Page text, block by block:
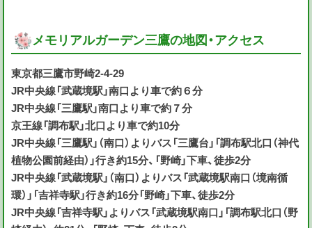
メモリアルガーデン三鷹の地図・アクセス
東京都三鷹市野崎2-4-29
JR中央線「武蔵境駅」南口より車で約６分
JR中央線「三鷹駅」南口より車で約７分
京王線「調布駅」北口より車で約10分
JR中央線「三鷹駅」（南口）よりバス「三鷹台」「調布駅北口（神代
植物公園前経由）」行き約15分、「野崎」下車、徒歩2分
JR中央線「武蔵境駅」（南口）よりバス「武蔵境駅南口（境南循
環）」「吉祥寺駅」行き約16分「野崎」下車、徒歩2分
JR中央線「吉祥寺駅」よりバス「武蔵境駅南口」「調布駅北口（野